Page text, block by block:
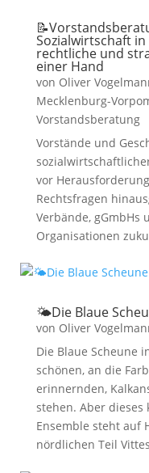
Sozialwirtschaft
rechtliche und
einer Hand
von Oliver
Mecklenburg-
Vorstandsberatung
Vorstände und
vor
Rechtsfragen
Verbände, gGmbHs
Organisationen
🌤️Die Blaue
von Oliver
Die Blaue Scheune
schönen, an die
erinnernden,
stehen. Aber
Ensemble steht auf
nördlichen Teil